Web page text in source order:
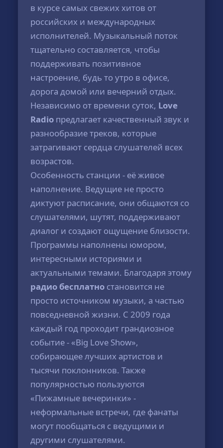
в курсе самых свежих хитов от
российских и международных
исполнителей. Музыкальный поток
тщательно составляется, чтобы
поддерживать позитивное
настроение, будь то утро в офисе,
дорога домой или вечерний отдых.
Независимо от времени суток, Love
Radio предлагает качественный звук и
разнообразие треков, которые
затрагивают сердца слушателей всех
возрастов.
Особенность станции - её живое
наполнение. Ведущие не просто
диктуют расписание, они общаются со
слушателями, шутят, поддерживают
диалог и создают ощущение близости.
Программы наполнены юмором,
интересными историями и
актуальными темами. Благодаря этому
радио бесплатно становится не
просто источником музыки, а частью
повседневной жизни. С 2009 года
каждый год проходит грандиозное
событие - «Big Love Show»,
собирающее лучших артистов и
тысячи поклонников. Также
популярностью пользуются
«Пижамные вечеринки» -
неформальные встречи, где фанаты
могут пообщаться с ведущими и
другими слушателями.